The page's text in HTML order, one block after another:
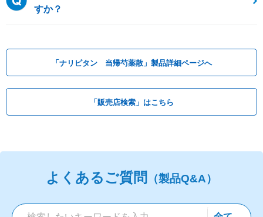
すか？
「ナリピタン 当帰芍薬散」製品詳細ページへ
「販売店検索」はこちら
よくあるご質問 （製品Q&A）